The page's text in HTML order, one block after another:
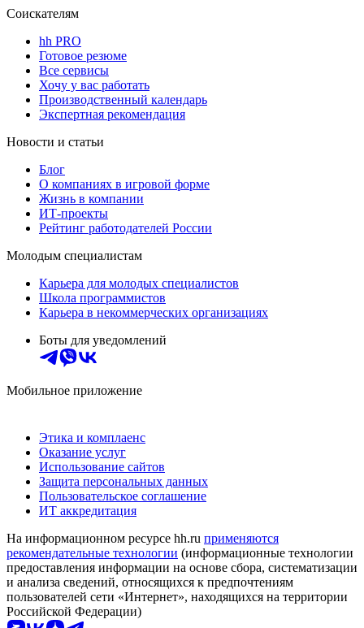
Соискателям
hh PRO
Готовое резюме
Все сервисы
Хочу у вас работать
Производственный календарь
Экспертная рекомендация
Новости и статьи
Блог
О компаниях в игровой форме
Жизнь в компании
ИТ-проекты
Рейтинг работодателей России
Молодым специалистам
Карьера для молодых специалистов
Школа программистов
Карьера в некоммерческих организациях
Боты для уведомлений
Мобильное приложение
Этика и комплаенс
Оказание услуг
Использование сайтов
Защита персональных данных
Пользовательское соглашение
ИТ аккредитация
На информационном ресурсе hh.ru применяются
рекомендательные технологии (информационные технологии
предоставления информации на основе сбора, систематизации
и анализа сведений, относящихся к предпочтениям
пользователей сети «Интернет», находящихся на территории
Российской Федерации)